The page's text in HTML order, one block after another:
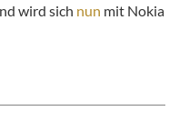
wird sich nun mit Nokia